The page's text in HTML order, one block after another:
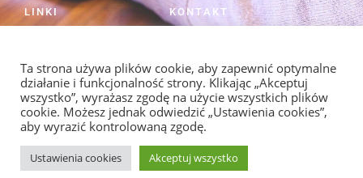
KONTAKT
Strzelców 19/5 Kraków
info@redagowanie-prac.pl
redagowanieprac.pl@gmail.com
Facebook/redagowaniepracpl
LINKI
Kontakt
Regulamin i polityka
prywatności
Ta strona używa plików cookie, aby zapewnić optymalne
działanie i funkcjonalność strony. Klikając „Akceptuj
wszystko”, wyrażasz zgodę na użycie wszystkich plików
cookie. Możesz jednak odwiedzić „Ustawienia cookies”,
aby wyrazić kontrolowaną zgodę.
Ustawienia cookies Akceptuj wszystko